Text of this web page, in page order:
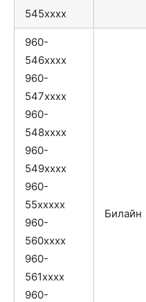
545xxxx
960-
546xxxx
960-
547xxxx
960-
548xxxx
960-
549xxxx
960-
55xxxxx
960-
560xxxx
960-
561xxxx
960-
Билайн